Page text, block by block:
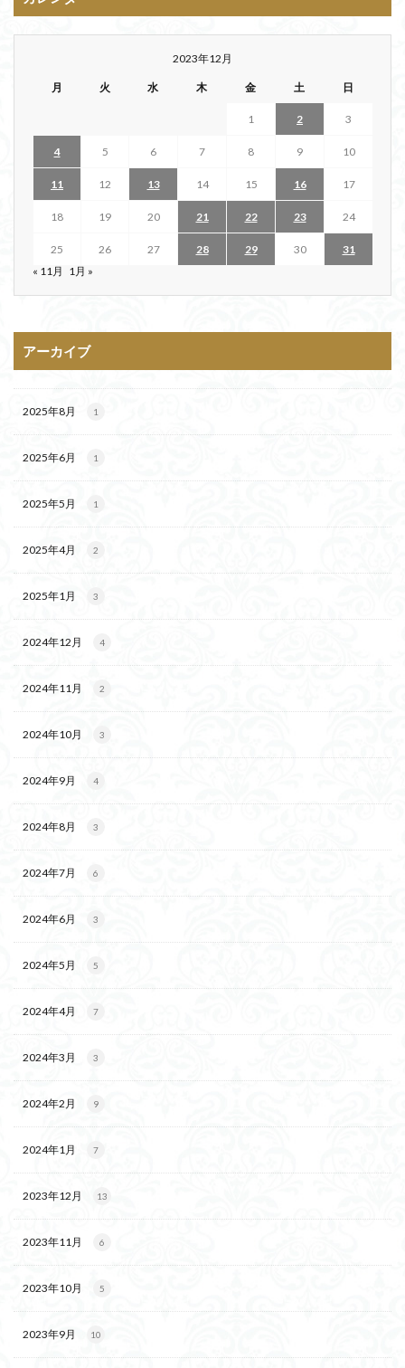
2023年12月
月 火 水 木 金 土 日
1 2 3
4 5 6 7 8 9 10
11 12 13 14 15 16 17
18 19 20 21 22 23 24
25 26 27 28 29 30
31
« 11月 1月 »
アーカイブ
2025年8月 1
2025年6月 1
2025年5月 1
2025年4月 2
2025年1月 3
2024年12月 4
2024年11月 2
2024年10月 3
2024年9月 4
2024年8月 3
2024年7月 6
2024年6月 3
2024年5月 5
2024年4月 7
2024年3月 3
2024年2月 9
2024年1月 7
2023年12月 13
2023年11月 6
2023年10月 5
2023年9月 10